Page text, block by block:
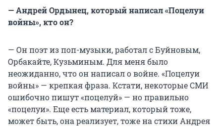
— Андрей Ордынец, который написал «Поцелуи
войны», кто он?
— Он поэт из поп-музыки, работал с Буйновым,
Орбакайте, Кузьминым. Для меня было
неожиданно, что он написал о войне. «Поцелуи
войны» — крепкая фраза. Кстати, некоторые СМИ
ошибочно пишут «поцелуй» — но правильно
«поцелуи». Еще есть материал, который тоже,
может быть, она реализует, тоже на стихи Андрея